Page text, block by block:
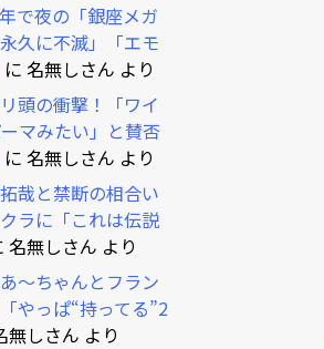
で夜の「銀座メガ
久に不滅」「エモ
に 名無しさん より
頭の衝撃！「ワイ
マみたい」と賛否
に 名無しさん より
哉と禁断の相合い
ラに「これは伝説
名無しさん より
～ちゃんとフラン
やっぱ“持ってる”2
無しさん より